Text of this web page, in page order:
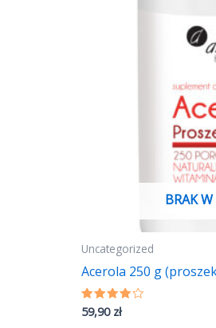
BRAK
Uncategorized
Acerola 250 g
Oceniono
4.02
59,90 zł